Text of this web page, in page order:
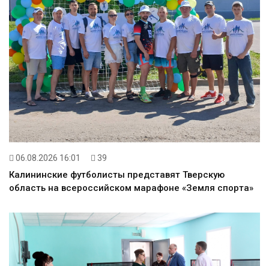
06.08.2026 16:01 39
Калининские футболисты представят Тверскую
область на всероссийском марафоне «Земля спорта»